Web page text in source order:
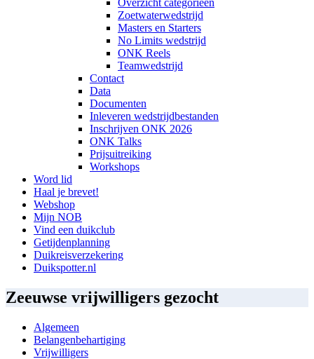
Overzicht categorieën
Zoetwaterwedstrijd
Masters en Starters
No Limits wedstrijd
ONK Reels
Teamwedstrijd
Contact
Data
Documenten
Inleveren wedstrijdbestanden
Inschrijven ONK 2026
ONK Talks
Prijsuitreiking
Workshops
Word lid
Haal je brevet!
Webshop
Mijn NOB
Vind een duikclub
Getijdenplanning
Duikreisverzekering
Duikspotter.nl
Zeeuwse vrijwilligers gezocht
Algemeen
Belangenbehartiging
Vrijwilligers